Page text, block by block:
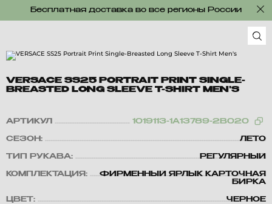
Бесплатная доставка во все регионы России
VERSACE SS25 PORTRAIT PRINT SINGLE-
BREASTED LONG SLEEVE T-SHIRT MEN'S
АРТИКУЛ 1019113-1A13789-2B020
СЕЗОН: ЛЕТО
ТИП РУКАВА: РЕГУЛЯРНЫЙ
КОМПЛЕКТАЦИЯ:
ФИРМЕННЫЙ ЯРЛЫК КАРТОЧНАЯ
БИРКА
ЦВЕТ: ЧЕРНОЕ